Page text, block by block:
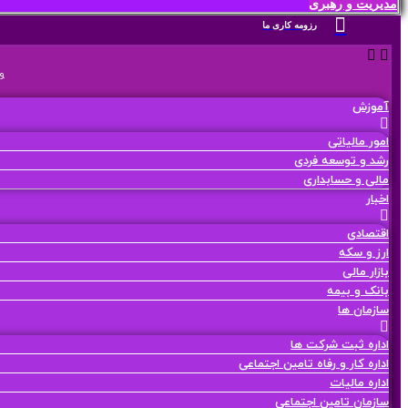
مدیریت و رهبری
رزومه کاری ما
آموزش
امور مالیاتی
رشد و توسعه فردی
مالی و حسابداری
اخبار
اقتصادی
ارز و سکه
بازار مالی
بانک و بیمه
سازمان ها
اداره ثبت شرکت ها
اداره کار و رفاه تامین اجتماعی
اداره مالیات
سازمان تامین اجتماعی